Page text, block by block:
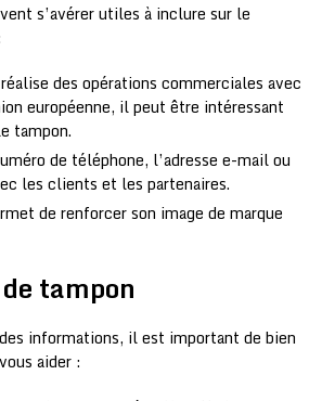
s’avérer utiles à inclure sur le
des opérations commerciales avec
européenne, il peut être intéressant
tampon.
de téléphone, l’adresse e-mail ou
les clients et les partenaires.
de renforcer son image de marque
tampon
informations, il est important de bien
aider :